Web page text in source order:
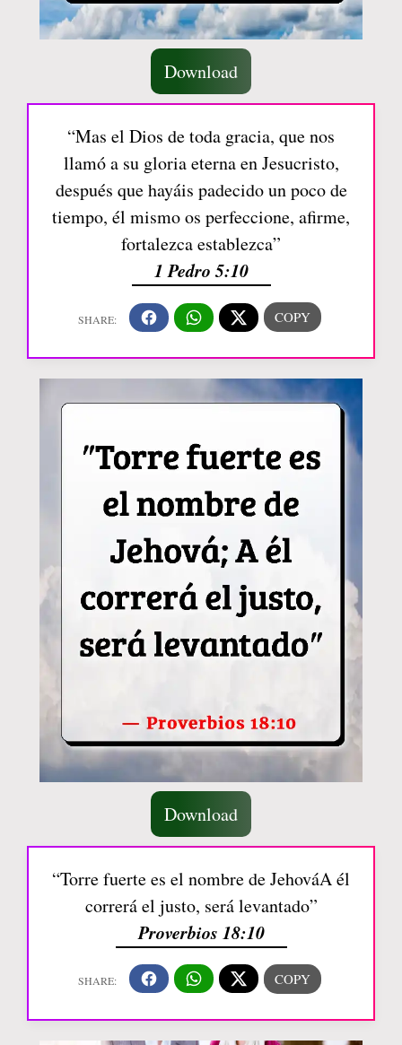
Download
“Mas el Dios de toda gracia, que nos
llamó a su gloria eterna en Jesucristo,
después que hayáis padecido un poco de
tiempo, él mismo os perfeccione, afirme,
fortalezca establezca”
1 Pedro 5:10
Download
“Torre fuerte es el nombre de JehováA él
correrá el justo, será levantado”
Proverbios 18:10